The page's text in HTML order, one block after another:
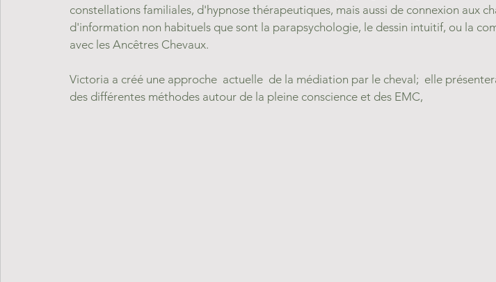
constellations familiales, d'hypnose thérapeutiques, mais aussi de connexion aux
d'information non habituels que sont la parapsychologie, le dessin intuitif, ou la
avec les Ancêtres Chevaux.
Victoria a créé une approche  actuelle  de la médiation par le cheval;  elle
des différentes méthodes autour de la pleine conscience et des EMC,